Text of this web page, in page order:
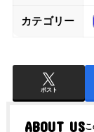
カテゴリー
ポスト
ABOUT US